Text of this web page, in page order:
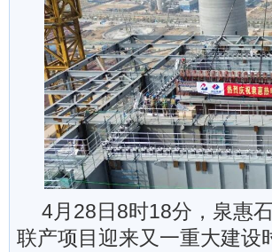
4月28日8时18分，泉惠
联产项目迎来又一重大建